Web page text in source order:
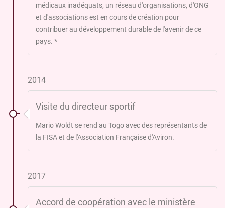
médicaux inadéquats, un réseau d'organisations, d'ONG
et d'associations est en cours de création pour
contribuer au développement durable de l'avenir de ce
pays. *
2014
Visite du directeur sportif
Mario Woldt se rend au Togo avec des représentants de
la FISA et de l'Association Française d'Aviron.
2017
Accord de coopération avec le ministère